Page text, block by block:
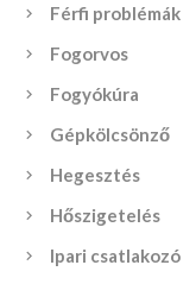
Férfi problémák
Fogorvos
Fogyókúra
Gépkölcsönző
Hegesztés
Hőszigetelés
Ipari csatlakozó